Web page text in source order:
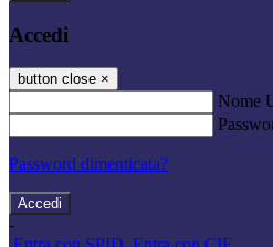
Accedi
button close ×
Nome
Password dimenticata?
-